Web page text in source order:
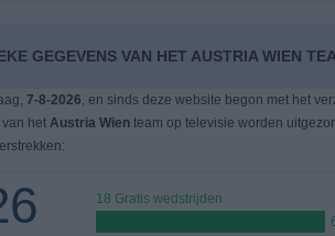
GEGEVENS VAN HET AUSTRIA WIEN
7-8-2026, en sinds deze website begon met het
het Austria Wienteam op televisie worden
18 Gratis wedstrijden